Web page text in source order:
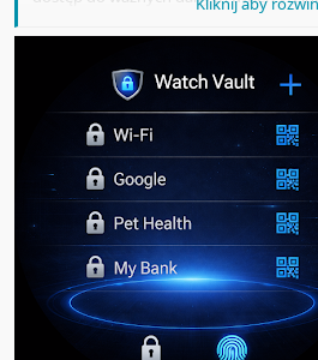
korzystania z usług w chmurze, kont
internetowego.